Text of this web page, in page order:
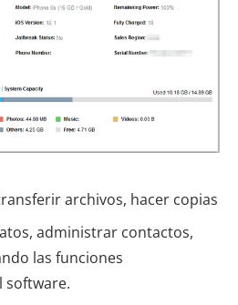
archivos, hacer copias
administrar contactos,
las funciones
software.